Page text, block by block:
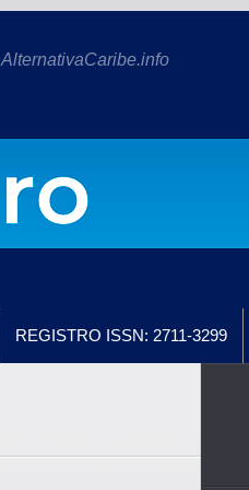
AlternativaCaribe.info
REGISTRO ISSN: 2711-3299